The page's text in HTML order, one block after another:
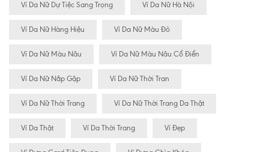
Ví Da Nữ Dự Tiệc Sang Trọng Ví Da Nữ Hà Nội
Ví Da Nữ Hàng Hiệu Ví Da Nữ Màu Đỏ
Ví Da Nữ Màu Nâu Ví Da Nữ Màu Nâu Cổ Điển
Ví Da Nữ Nắp Gập Ví Da Nữ Thời Tran
Ví Da Nữ Thời Trang Ví Da Nữ Thời Trang Da Thật
Ví Da Thật Ví Da Thời Trang Ví Đẹp